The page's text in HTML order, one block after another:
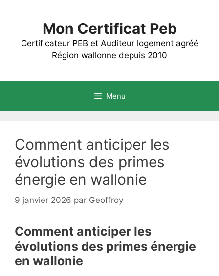
Mon Certificat Peb
Certificateur PEB et Auditeur logement agréé
Région wallonne depuis 2010
Menu
Comment anticiper les
évolutions des primes
énergie en wallonie
9 janvier 2026 par Geoffroy
Comment anticiper les
évolutions des primes énergie
en wallonie